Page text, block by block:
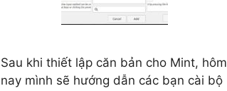
Sau khi thiết lập căn bản cho Mint, hôm
nay mình sẽ hướng dẫn các bạn cài bộ